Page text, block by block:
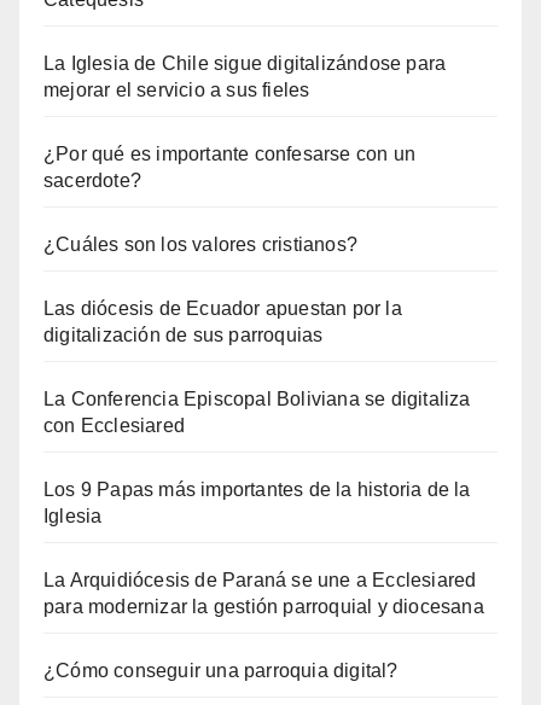
La Iglesia de Chile sigue digitalizándose para
mejorar el servicio a sus fieles
¿Por qué es importante confesarse con un
sacerdote?
¿Cuáles son los valores cristianos?
Las diócesis de Ecuador apuestan por la
digitalización de sus parroquias
La Conferencia Episcopal Boliviana se digitaliza
con Ecclesiared
Los 9 Papas más importantes de la historia de la
Iglesia
La Arquidiócesis de Paraná se une a Ecclesiared
para modernizar la gestión parroquial y diocesana
¿Cómo conseguir una parroquia digital?